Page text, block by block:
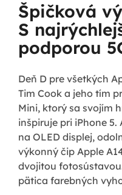
Špičková
S
podporou
Deň D pre všetkých
Tim Cook a jeho tím
Mini, ktorý sa svojím
inšpiruje pri iPhone 5.
na OLED displej,
výkonný čip Apple
dvojitou
pätica farebných